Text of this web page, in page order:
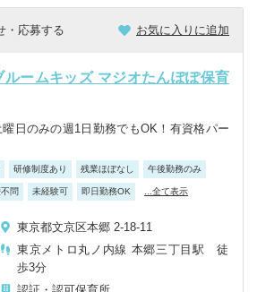
・応募する お気に入りに追加
ームキッズ マジオたんぽぽ保育
日のみの週1日勤務でもOK！有資格パー
研修制度あり 残業ほぼなし 午後勤務のみ
問 未経験可 即日勤務OK ...全て表示
東京都文京区本郷 2-18-11
東京メトロ丸ノ内線 本郷三丁目駅 徒
歩3分